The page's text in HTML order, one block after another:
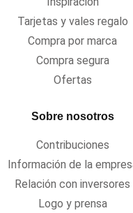
Tarjetas y vales regalo
Compra por marca
Compra segura
Ofertas
Sobre nosotros
Contribuciones
Información de la
Relación con inversores
Logo y prensa